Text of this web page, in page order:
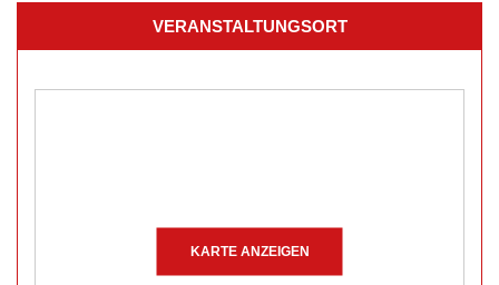
VERANSTALTUNGSORT
KARTE ANZEIGEN